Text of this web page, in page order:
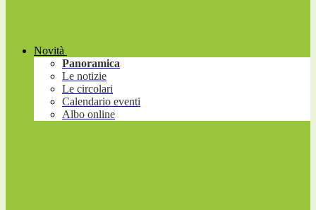
Novità
Panoramica
Le notizie
Le circolari
Calendario eventi
Albo online